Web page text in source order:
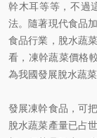
幹木耳等等，不過
法。隨著現代食品
食品行業，脫水蔬
看，凍幹蔬菜價格
為我國發展脫水蔬菜
發展凍幹食品，可
脫水蔬菜產量已占